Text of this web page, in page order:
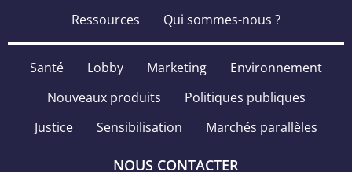
Ressources
Qui sommes-nous ?
Santé Lobby Marketing
Environnement
Nouveaux produits
Politiques publiques
Justice
Sensibilisation Marchés parallèles
NOUS CONTACTER